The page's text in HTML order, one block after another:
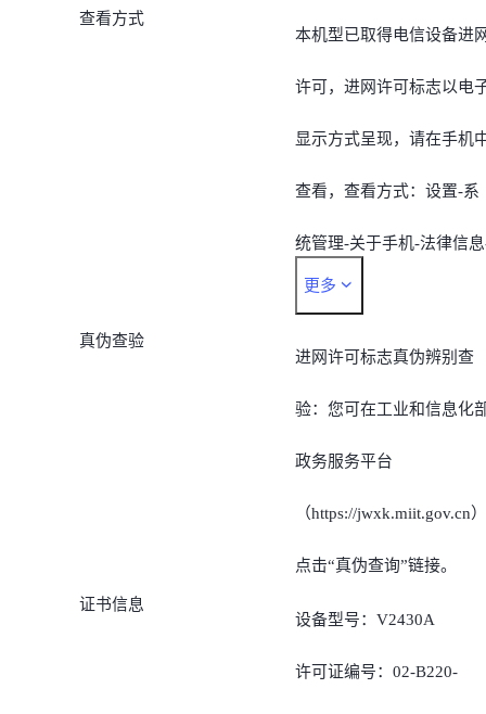
查看方式
本机型已取得电信设备进
许可，进网许可标志以电
显示方式呈现，请在手机
查看，查看方式：设置-系
统管理-关于手机-法律信
认证信息*
*由于不同机型的查看路径
存在差异，也可以通过手
的搜索功能搜索“认证信
息”，即可对手机内置的电
子进网许可标志快速查询
更多
真伪查验
进网许可标志真伪辨别查
验：您可在工业和信息化
政务服务平台
（https://jwxk.miit.gov.cn）
点击“真伪查询”链接。
证书信息
设备型号：V2430A
许可证编号：02-B220-